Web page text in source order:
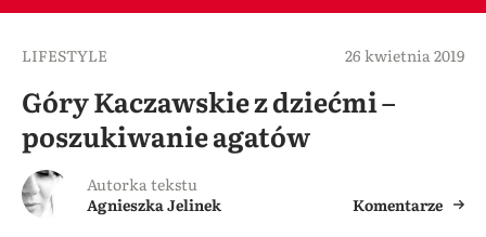
LIFESTYLE 26 kwietnia 2019
Góry Kaczawskie z dziećmi –
poszukiwanie agatów
Autorka tekstu
Agnieszka Jelinek
Komentarze